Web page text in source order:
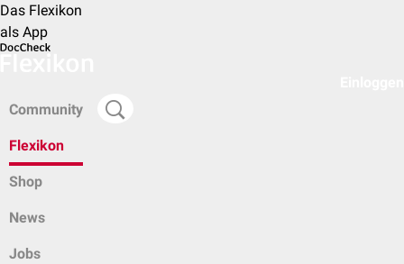
Das Flexikon
als App
Community
Flexikon
Shop
News
Jobs